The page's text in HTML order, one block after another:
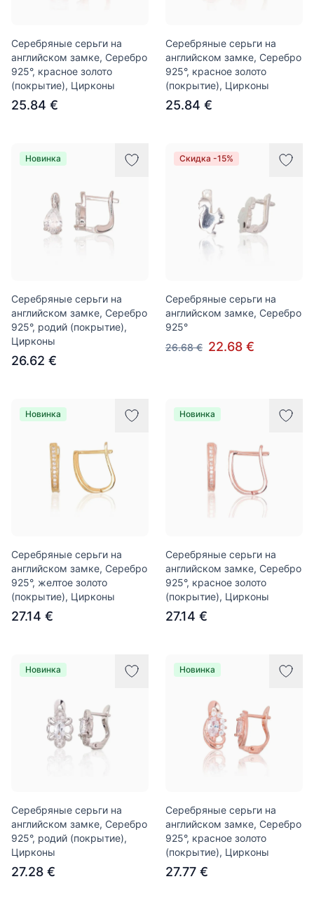
Серебряные серьги на
английском замке, Серебро
925°, красное золото
(покрытие), Цирконы
25.84 €
Серебряные серьги на
английском замке, Серебро
925°, красное золото
(покрытие), Цирконы
25.84 €
Новинка
Серебряные серьги на
английском замке, Серебро
925°, родий (покрытие),
Цирконы
26.62 €
Скидка -15%
Серебряные серьги на
английском замке, Серебро
925°
26.68 € 22.68 €
Новинка
Серебряные серьги на
английском замке, Серебро
925°, желтое золото
(покрытие), Цирконы
27.14 €
Новинка
Серебряные серьги на
английском замке, Серебро
925°, красное золото
(покрытие), Цирконы
27.14 €
Новинка
Серебряные серьги на
английском замке, Серебро
925°, родий (покрытие),
Цирконы
27.28 €
Новинка
Серебряные серьги на
английском замке, Серебро
925°, красное золото
(покрытие), Цирконы
27.77 €